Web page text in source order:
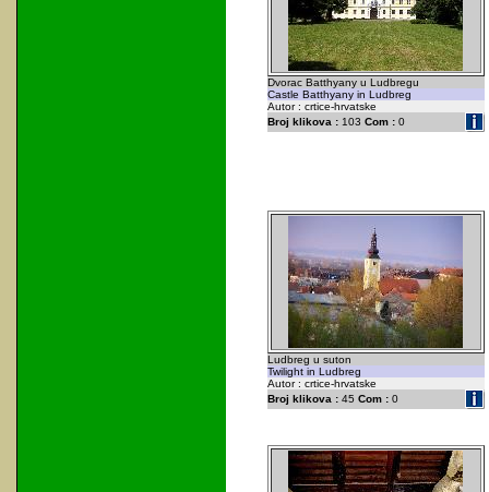
Dvorac Batthyany u Ludbregu
Castle Batthyany in Ludbreg
Autor : crtice-hrvatske
Broj klikova :103 Com :0
Ludbreg u suton
Twilight in Ludbreg
Autor : crtice-hrvatske
Broj klikova :45 Com :0